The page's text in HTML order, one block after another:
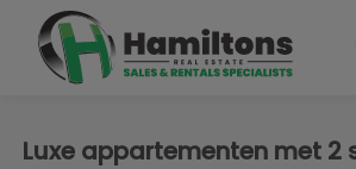
Luxe appartementen met 2
1 / 24